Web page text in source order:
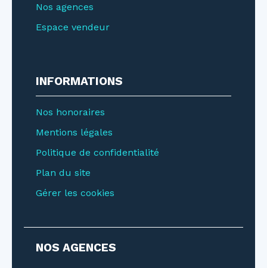
Nos agences
Espace vendeur
INFORMATIONS
Nos honoraires
Mentions légales
Politique de confidentialité
Plan du site
Gérer les cookies
NOS AGENCES